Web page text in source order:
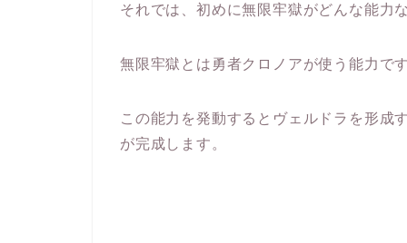
それでは、初めに無限牢獄がどんな能力
無限牢獄とは勇者クロノアが使う能力で
この能力を発動するとヴェルドラを形成
が完成します。